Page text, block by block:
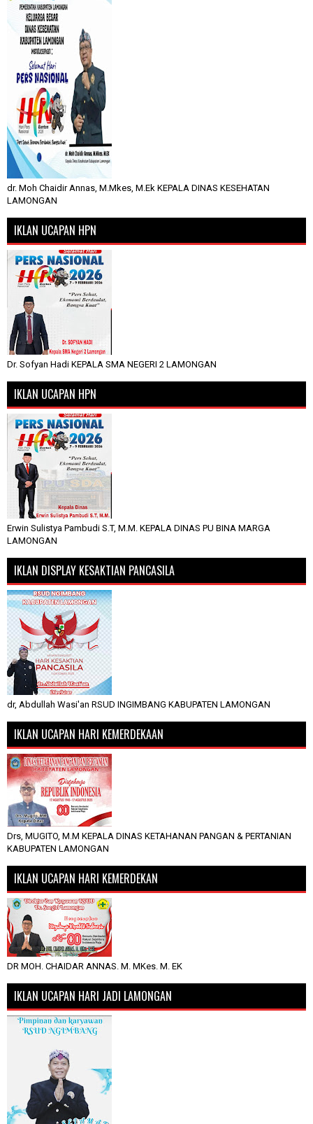
dr. Moh Chaidir Annas, M.Mkes, M.Ek KEPALA DINAS KESEHATAN
LAMONGAN
IKLAN UCAPAN HPN
Dr. Sofyan Hadi KEPALA SMA NEGERI 2 LAMONGAN
IKLAN UCAPAN HPN
Erwin Sulistya Pambudi S.T, M.M. KEPALA DINAS PU BINA MARGA
LAMONGAN
IKLAN DISPLAY KESAKTIAN PANCASILA
dr, Abdullah Wasi'an RSUD INGIMBANG KABUPATEN LAMONGAN
IKLAN UCAPAN HARI KEMERDEKAAN
Drs, MUGITO, M.M KEPALA DINAS KETAHANAN PANGAN & PERTANIAN
KABUPATEN LAMONGAN
IKLAN UCAPAN HARI KEMERDEKAN
DR MOH. CHAIDAR ANNAS. M. MKes. M. EK
IKLAN UCAPAN HARI JADI LAMONGAN